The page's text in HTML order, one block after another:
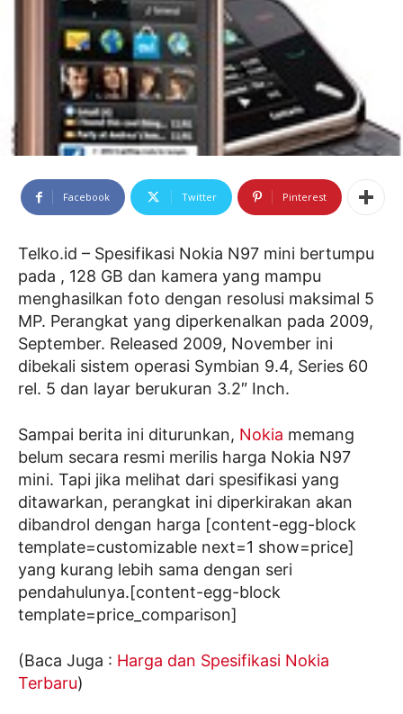
Facebook Twitter Pinterest
Telko.id – Spesifikasi Nokia N97 mini bertumpu
pada , 128 GB dan kamera yang mampu
menghasilkan foto dengan resolusi maksimal 5
MP. Perangkat yang diperkenalkan pada 2009,
September. Released 2009, November ini
dibekali sistem operasi Symbian 9.4, Series 60
rel. 5 dan layar berukuran 3.2″ Inch.
Sampai berita ini diturunkan, Nokia memang
belum secara resmi merilis harga Nokia N97
mini. Tapi jika melihat dari spesifikasi yang
ditawarkan, perangkat ini diperkirakan akan
dibandrol dengan harga [content-egg-block
template=customizable next=1 show=price]
yang kurang lebih sama dengan seri
pendahulunya.[content-egg-block
template=price_comparison]
(Baca Juga : Harga dan Spesifikasi Nokia
Terbaru)